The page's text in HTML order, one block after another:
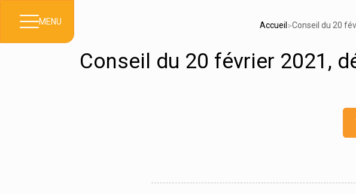
MENU Accueil >Conseil du 20
Conseil du 20 février 2021,